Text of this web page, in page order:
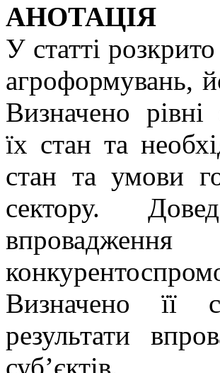
АНОТАЦІЯ
У статті
агроформувань,
Визначено
їх стан та
стан та умови
сектору.
Визначено її
результати
суб’єктів.